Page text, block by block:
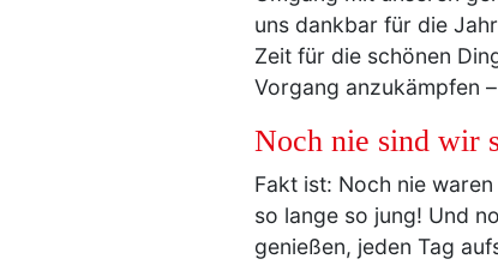
uns dankbar für die
Zeit für die schönen
Vorgang anzukämpfen
Noch nie sind wir
Fakt ist: Noch nie
so lange so jung! Und
genießen, jeden Tag